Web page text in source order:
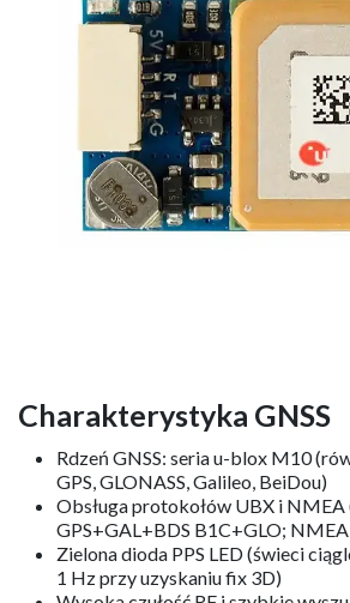
Charakterystyka GNSS
Rdzeń GNSS: seria u-blox M10
GPS, GLONASS, Galileo, BeiDou)
Obsługa protokołów UBX i NMEA
GPS+GAL+BDS B1C+GLO; NMEA
Zielona dioda PPS LED (świeci
1 Hz przy uzyskaniu fix 3D)